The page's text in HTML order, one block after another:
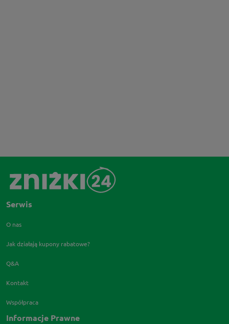
Serwis
O nas
Jak działają kupony rabatowe?
Q&A
Kontakt
Współpraca
Informacje Prawne